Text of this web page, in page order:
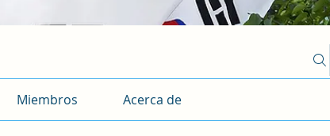
Miembros Acerca de